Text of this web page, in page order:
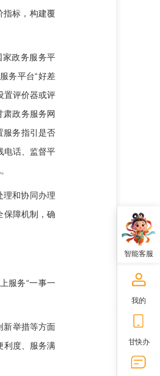
指标，构建覆
家政务服务平
务平台“好差
置评价器或评
肃政务服务网
服务指引是否
电话、监督平
和协同办理
保障机制，确
服务“一事一
新举措等方面
利度、服务满
智能客服
我的
甘快办